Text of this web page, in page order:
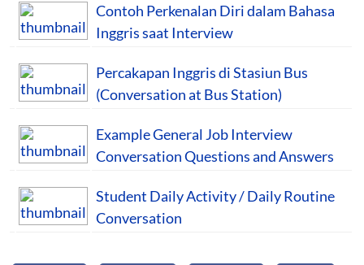
Contoh Perkenalan Diri dalam Bahasa
Inggris saat Interview
Percakapan Inggris di Stasiun Bus
(Conversation at Bus Station)
Example General Job Interview
Conversation Questions and Answers
Student Daily Activity / Daily Routine
Conversation